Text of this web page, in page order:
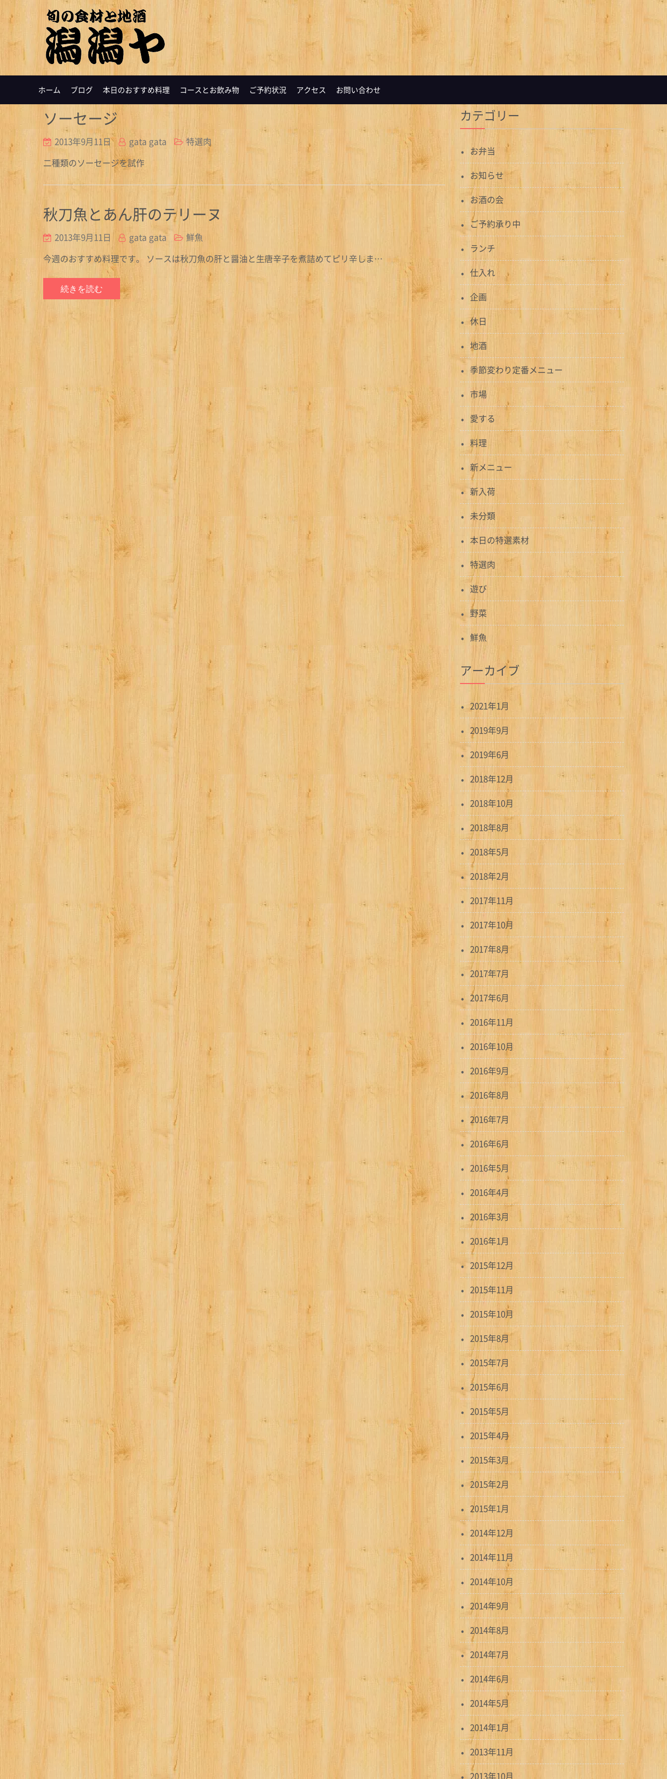
ホーム ブログ 本日のおすすめ料理 コースとお飲み物 ご予約状況 アクセス お問い合わせ
ソーセージ
2013年9月11日 gata gata
特選肉
二種類のソーセージを試作
秋刀魚とあん肝のテリーヌ
2013年9月11日 gata gata
鮮魚
今週のおすすめ料理です。 ソースは秋刀魚の肝と醤油と生唐辛子を煮詰めてピリ辛しま…
続きを読む
カテゴリー
お弁当
お知らせ
お酒の会
ご予約承り中
ランチ
仕入れ
企画
休日
地酒
季節変わり定番メニュー
市場
愛する
料理
新メニュー
新入荷
未分類
本日の特選素材
特選肉
遊び
野菜
鮮魚
アーカイブ
2021年1月
2019年9月
2019年6月
2018年12月
2018年10月
2018年8月
2018年5月
2018年2月
2017年11月
2017年10月
2017年8月
2017年7月
2017年6月
2016年11月
2016年10月
2016年9月
2016年8月
2016年7月
2016年6月
2016年5月
2016年4月
2016年3月
2016年1月
2015年12月
2015年11月
2015年10月
2015年8月
2015年7月
2015年6月
2015年5月
2015年4月
2015年3月
2015年2月
2015年1月
2014年12月
2014年11月
2014年10月
2014年9月
2014年8月
2014年7月
2014年6月
2014年5月
2014年1月
2013年11月
2013年10月